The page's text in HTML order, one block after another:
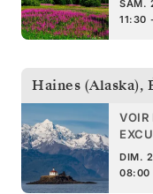
SAM.
11:30
Haines (Alaska),
VOIR
DIM.
08:00